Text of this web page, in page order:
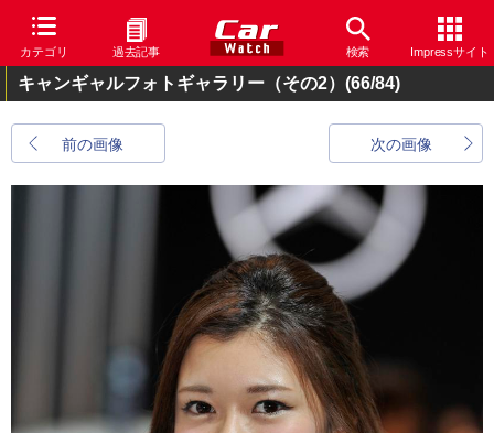
カテゴリ 過去記事 検索 Impressサイト
キャンギャルフォトギャラリー（その2） (66/84)
前の画像 次の画像